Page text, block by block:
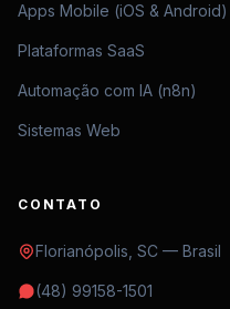
Apps Mobile (iOS & Android)
Plataformas SaaS
Automação com IA (n8n)
Sistemas Web
CONTATO
Florianópolis, SC — Brasil
(48) 99158-1501